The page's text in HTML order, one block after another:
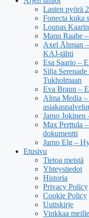
Lasten pyörä
Fonecta kuka
Lounas
Manu Raahe
Axel Åhman
KAJ-tähti
Esa Saario –
Silja
Tukholmaan
Eva Braun –
Alma Media
Jarno Jokinen
Max Perttula
dokumentti
Jarno Elg –
Etusivu
Tietoa meistä
Yhteystiedot
Historia
Privacy Policy
Cookie Policy
Uutiskirje
Vinkkaa meille